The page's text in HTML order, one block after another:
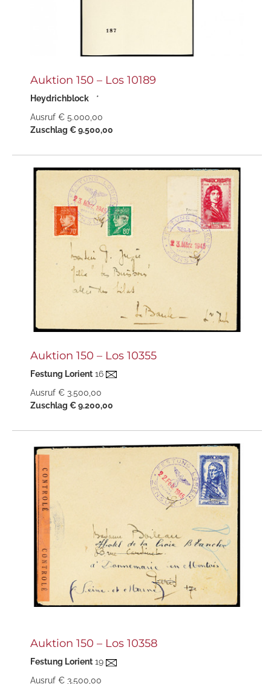
Auktion 150 – Los 10189
Heydrichblock *
Ausruf € 5.000,00
Zuschlag € 9.500,00
Auktion 150 – Los 10355
Festung Lorient 16
Ausruf € 3.500,00
Zuschlag € 9.200,00
Auktion 150 – Los 10358
Festung Lorient 19
Ausruf € 3.500,00